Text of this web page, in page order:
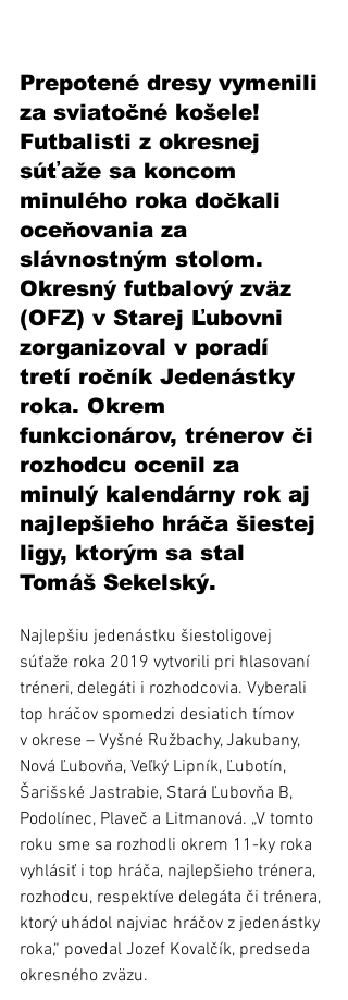
Prepotené dresy vymenili
za sviatočné košele!
Futbalisti z okresnej
súťaže sa koncom
minulého roka dočkali
oceňovania za
slávnostným stolom.
Okresný futbalový zväz
(OFZ) v Starej Ľubovni
zorganizoval v poradí
tretí ročník Jedenástky
roka. Okrem
funkcionárov, trénerov či
rozhodcu ocenil za
minulý kalendárny rok aj
najlepšieho hráča šiestej
ligy, ktorým sa stal
Tomáš Sekelský.
Najlepšiu jedenástku šiestoligovej
súťaže roka 2019 vytvorili pri hlasovaní
tréneri, delegáti i rozhodcovia. Vyberali
top hráčov spomedzi desiatich tímov
v okrese – Vyšné Ružbachy, Jakubany,
Nová Ľubovňa, Veľký Lipník, Ľubotín,
Šarišské Jastrabie, Stará Ľubovňa B,
Podolínec, Plaveč a Litmanová. „V tomto
roku sme sa rozhodli okrem 11-ky roka
vyhlásiť i top hráča, najlepšieho trénera,
rozhodcu, respektíve delegáta či trénera,
ktorý uhádol najviac hráčov z jedenástky
roka,“ povedal Jozef Kovalčík, predseda
okresného zväzu.